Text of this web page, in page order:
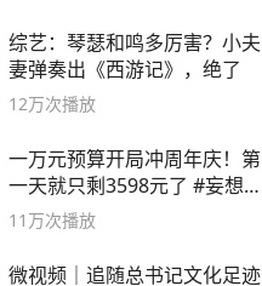
综艺：琴瑟和鸣多厉害？小夫
妻弹奏出《西游记》，绝了
12万次播放
一万元预算开局冲周年庆！第
一天就只剩3598元了 #妄想山
海
11万次播放
微视频｜追随总书记文化足迹